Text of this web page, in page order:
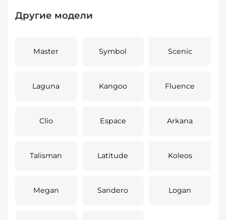
Другие модели
Master Symbol Scenic
Laguna Kangoo Fluence
Clio Espace Arkana
Talisman Latitude Koleos
Megan Sandero Logan